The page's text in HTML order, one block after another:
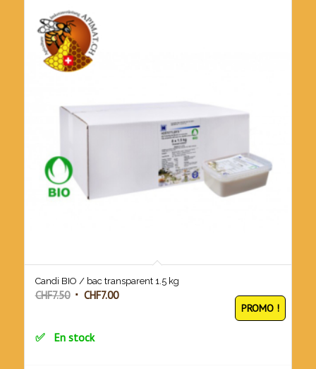
Candi BIO / bac transparent 1.5 kg
CHF7.50 Le
était :
CHF7.00Le
PROMO !
En stock